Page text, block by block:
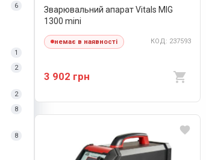
6
1
2
2
8
8
Зварювальний апарат Vitals MIG
1300 mini
немає в наявності КОД: 237593
3 902 грн